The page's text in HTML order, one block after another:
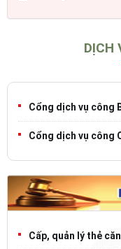
DỊCH
Cổng dịch vụ công
Cổng dịch vụ công
Cấp, quản lý thẻ